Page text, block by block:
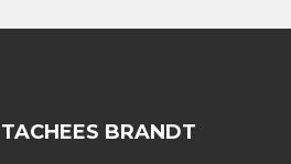
BRANDT